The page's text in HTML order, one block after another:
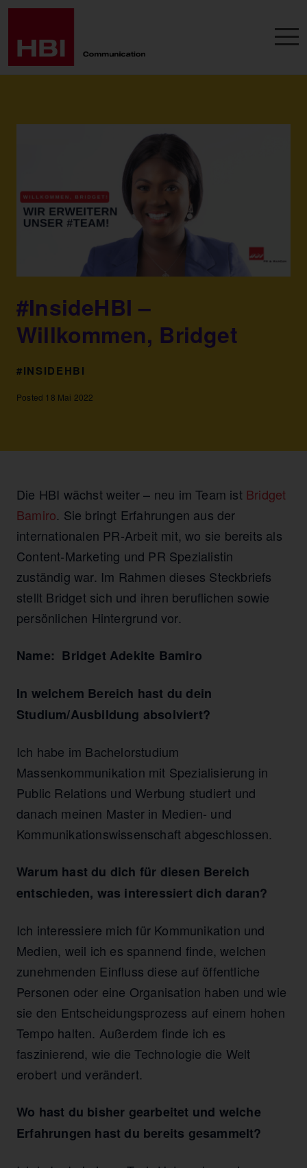
#InsideHBI –
Willkommen, Bridget
#INSIDEHBI
Posted 18 Mai 2022
Die HBI wächst weiter – neu im Team ist Bridget
Bamiro. Sie bringt Erfahrungen aus der
internationalen PR-Arbeit mit, wo sie bereits als
Content-Marketing und PR Spezialistin
zuständig war. Im Rahmen dieses Steckbriefs
stellt Bridget sich und ihren beruflichen sowie
persönlichen Hintergrund vor.
Name: Bridget Adekite Bamiro
In welchem Bereich hast du dein
Studium/Ausbildung absolviert?
Ich habe im Bachelorstudium
Massenkommunikation mit Spezialisierung in
Public Relations und Werbung studiert und
danach meinen Master in Medien- und
Kommunikationswissenschaft abgeschlossen.
Warum hast du dich für diesen Bereich
entschieden, was interessiert dich daran?
Ich interessiere mich für Kommunikation und
Medien, weil ich es spannend finde, welchen
zunehmenden Einfluss diese auf öffentliche
Personen oder eine Organisation haben und wie
sie den Entscheidungsprozess auf einem hohen
Tempo halten. Außerdem finde ich es
faszinierend, wie die Technologie die Welt
erobert und verändert.
Wo hast du bisher gearbeitet und welche
Erfahrungen hast du bereits gesammelt?